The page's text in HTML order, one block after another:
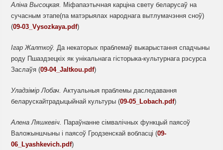
АлінаВысоцкая. Міфапаэтычная карціна свету беларусаў на
сучасным этапе(па матэрыялах народнага вытлумачэння сноў)
(09-03_Vysozkaya.pdf)
Ігар Жалткоў. Да некаторых праблемаў выкарыстання спадчыны
роду Пшаздзецкіх як унікальнага гісторыка-культурнага рэсурса
Заслаўя (09-04_Jaltkou.pdf)
УладзімірЛобач.Актуальныя праблемы даследавання
беларускайтрадыцыйнай культуры (09-05_Lobach.pdf)
АленаЛяшкевіч. Параўнанне сімвалічных функцый паясоў
Валожыншчыны і паясоў Гродзенскай вобласці (09-
06_Lyashkevich.pdf)